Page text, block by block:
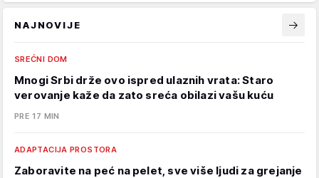
NAJNOVIJE
SREĆNI DOM
Mnogi Srbi drže ovo ispred ulaznih vrata: Staro
verovanje kaže da zato sreća obilazi vašu kuću
PRE 17 MIN
ADAPTACIJA PROSTORA
Zaboravite na peć na pelet, sve više ljudi za grejanje